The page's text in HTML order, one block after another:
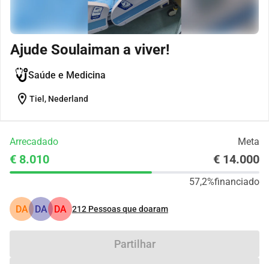
Ajude Soulaiman a viver!
Saúde e Medicina
location_on Tiel, Nederland
Arrecadado Meta
€ 8.010 € 14.000
57,2%financiado
DA DA DA 212 Pessoas que doaram
Partilhar